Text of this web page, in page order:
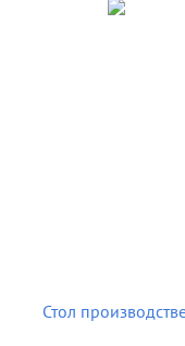
Стол